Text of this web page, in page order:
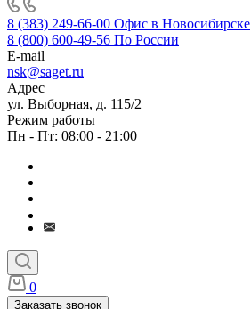
8 (383) 249-66-00 Офис в Новосибирске
8 (800) 600-49-56 По России
E-mail
nsk@saget.ru
Адрес
ул. Выборная, д. 115/2
Режим работы
Пн - Пт: 08:00 - 21:00
0
Заказать звонок